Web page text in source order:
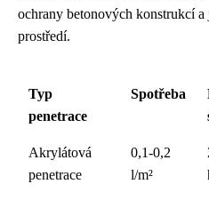
ochrany betonových konstrukcí
prostředí.
Typ
penetrace
Spotřeba
Akrylátová
penetrace
0,1-0,2
l/m²